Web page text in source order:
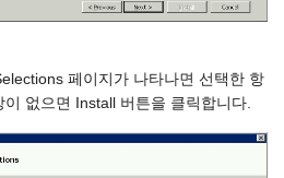
페이지가 나타나면 선택한 항
없으면 Install 버튼을 클릭합니다.